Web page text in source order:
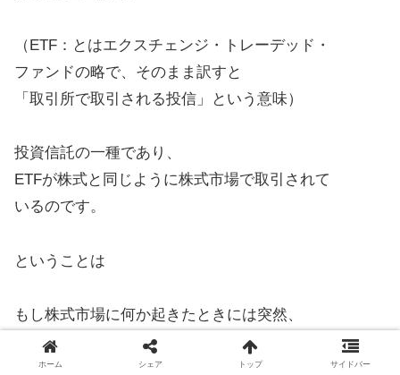
（ETF：とはエクスチェンジ・トレーデッド・
ファンドの略で、そのまま訳すと
「取引所で取引される投信」という意味）
投資信託の一種であり、
ETFが株式と同じように株式市場で取引されて
いるのです。
ということは
もし株式市場に何か起きたときには突然、
換金出来なくなるリスクがあるということを
ホーム シェア トップ サイドバー